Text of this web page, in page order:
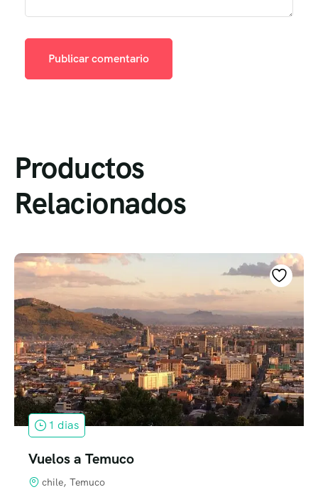
Productos
Relacionados
1 dias
Vuelos a Temuco
chile, Temuco